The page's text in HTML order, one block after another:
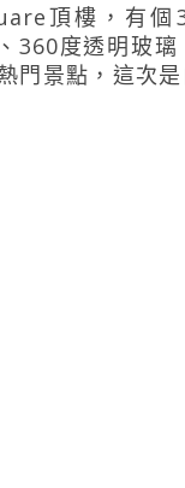
頂樓，有個
360度透明玻
門景點，這次